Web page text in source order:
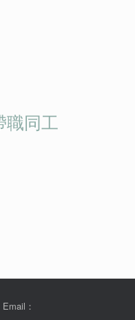
職同工
：